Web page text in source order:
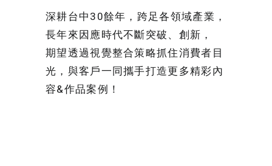
深耕台中30餘年，跨足各領域產業，
長年來因應時代不斷突破、創新，
期望透過視覺整合策略抓住消費者目
光，與客戶一同攜手打造更多精彩內
容&作品案例！